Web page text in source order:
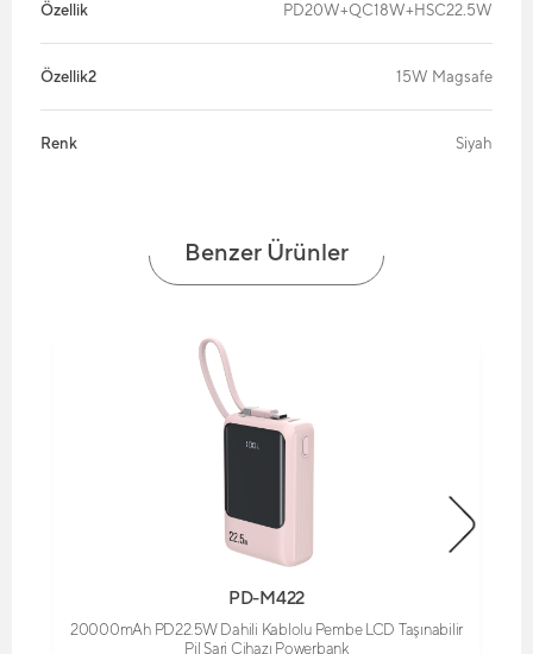
Özellik PD20W+QC18W+HSC22.5W
Özellik2 15W Magsafe
Renk Siyah
Benzer Ürünler
PD-M422
20000mAh PD22.5W Dahili Kablolu Pembe LCD Taşınabilir
Pil Şarj Cihazı Powerbank